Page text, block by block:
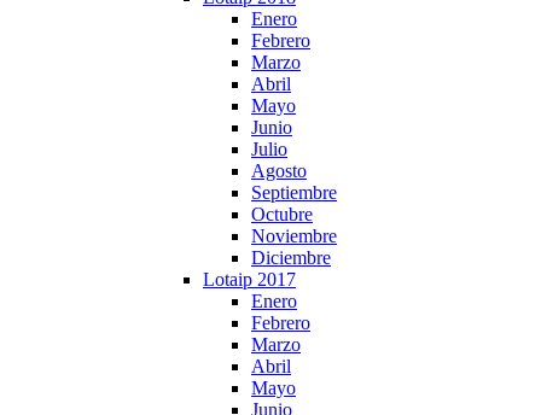
Enero
Febrero
Marzo
Abril
Mayo
Junio
Julio
Agosto
Septiembre
Octubre
Noviembre
Diciembre
Lotaip 2017
Enero
Febrero
Marzo
Abril
Mayo
Junio